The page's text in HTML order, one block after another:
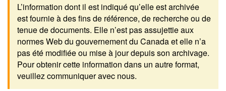
L’information dont il est indiqué qu’elle est archivée
est fournie à des fins de référence, de recherche ou de
tenue de documents. Elle n’est pas assujettie aux
normes Web du gouvernement du Canada et elle n’a
pas été modifiée ou mise à jour depuis son archivage.
Pour obtenir cette information dans un autre format,
veuillez communiquer avec nous.